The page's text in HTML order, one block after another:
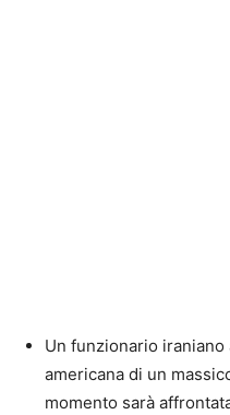
Un funzionario
americana di un
momento sarà